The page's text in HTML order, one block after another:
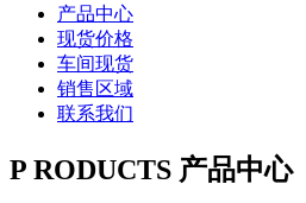
产品中心
现货价格
车间现货
销售区域
联系我们
P RODUCTS 产品中心